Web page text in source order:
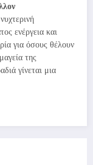
ενέργεια και
για όσους θέλουν
της
γίνεται μια